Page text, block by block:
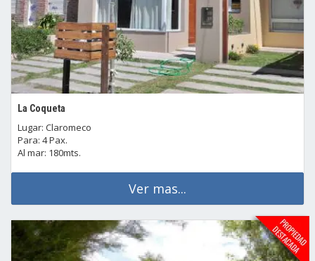
La Coqueta
Lugar: Claromeco
Para: 4 Pax.
Al mar: 180mts.
Ver mas...